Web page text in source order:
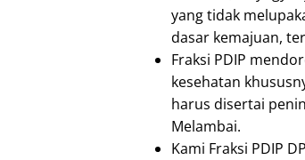
yang tidak
dasar kemajuan,
Fraksi PDIP
kesehatan
harus disertai
Melambai.
Kami Fraksi PDIP